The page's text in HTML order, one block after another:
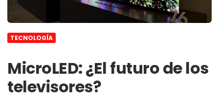
TECNOLOGÍA
MicroLED: ¿El futuro de los
televisores?